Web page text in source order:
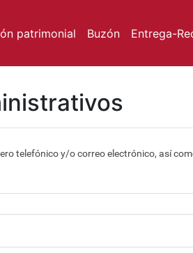
patrimonial Buzón Entrega-
telefónico y/o correo electrónico, así